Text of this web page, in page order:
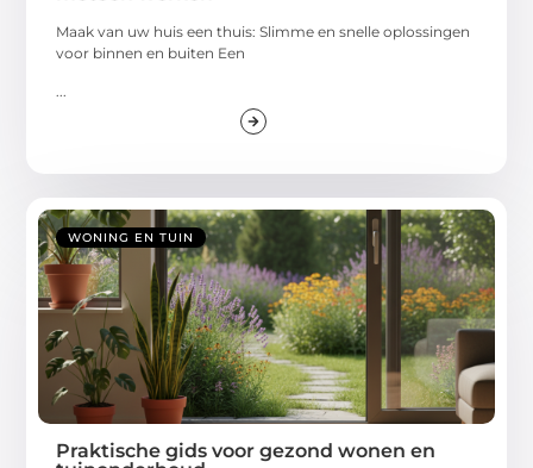
Maak van uw huis een thuis: Slimme en snelle oplossingen
voor binnen en buiten Een
...
WONING EN TUIN
Praktische gids voor gezond wonen en